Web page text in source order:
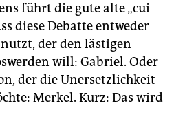
führt die gute alte „cui
diese Debatte entweder
der den lästigen
will: Gabriel. Oder
der die Unersetzlichkeit
Merkel. Kurz: Das wird